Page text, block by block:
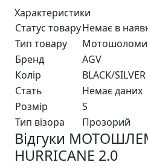
Характеристики
Статус товаруНемає в
Тип товару
Мотошоломи
Бренд
AGV
Колір
BLACK/SILVER
Стать
Немає даних
Розмір
S
Тип візора
Прозорий
Відгуки
HURRICANE 2.0